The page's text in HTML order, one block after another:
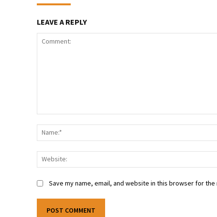
LEAVE A REPLY
Save my name, email, and website in this browser for